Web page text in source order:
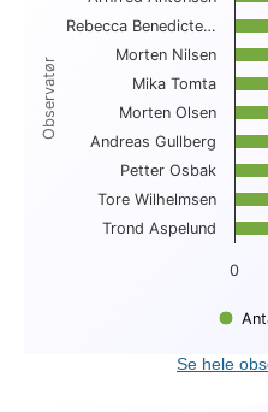
View as data table, Topp 10
The chart has 1 X axis
The chart has 1 Y axis
Observatør
0
Rebecca Benedicte…
Morten Nilsen
Mika Tomta
Morten Olsen
Andreas Gullberg
Petter Osbak
Tore Wilhelmsen
Trond Aspelund
End of interactive chart.
Se hele